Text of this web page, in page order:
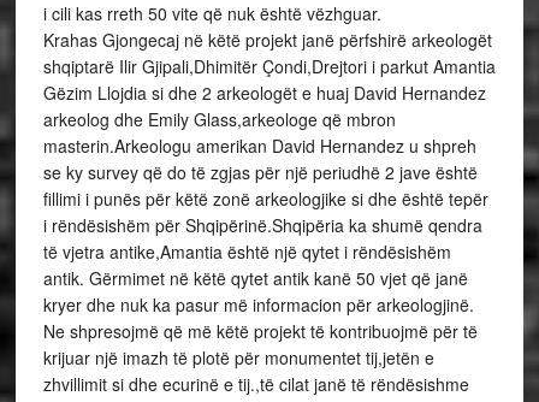
i cili kas rreth 50 vite që nuk është vëzhguar.
Krahas Gjongecaj në këtë projekt janë përfshirë arkeologët
shqiptarë Ilir Gjipali,Dhimitër Çondi,Drejtori i parkut Amantia
Gëzim Llojdia si dhe 2 arkeologët e huaj David Hernandez
arkeolog dhe Emily Glass,arkeologe që mbron
masterin.Arkeologu amerikan David Hernandez u shpreh
se ky survey që do të zgjas për një periudhë 2 jave është
fillimi i punës për këtë zonë arkeologjike si dhe është tepër
i rëndësishëm për Shqipërinë.Shqipëria ka shumë qendra
të vjetra antike,Amantia është një qytet i rëndësishëm
antik. Gërmimet në këtë qytet antik kanë 50 vjet që janë
kryer dhe nuk ka pasur më informacion për arkeologjinë.
Ne shpresojmë që më këtë projekt të kontribuojmë për të
krijuar një imazh të plotë për monumentet tij,jetën e
zhvillimit si dhe ecurinë e tij.,të cilat janë të rëndësishme